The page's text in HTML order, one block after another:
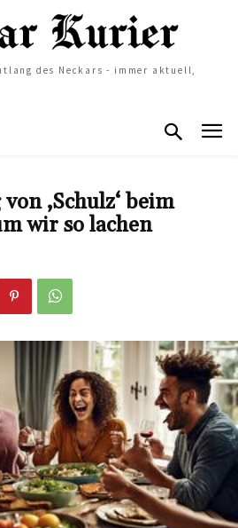
des Neckars - immer aktuell,
‚Schulz‘ beim
wir so lachen